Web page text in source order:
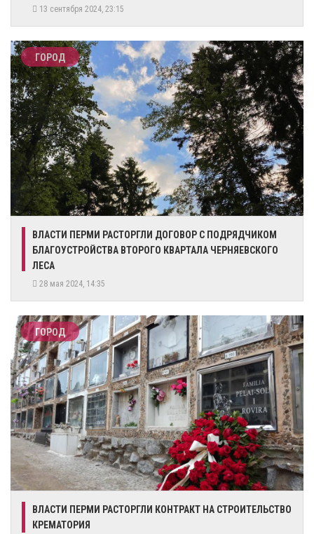
13 сентября 2024, 23:15
ГОРОД
ВЛАСТИ ПЕРМИ РАСТОРГЛИ ДОГОВОР С ПОДРЯДЧИКОМ
БЛАГОУСТРОЙСТВА ВТОРОГО КВАРТАЛА ЧЕРНЯЕВСКОГО
ЛЕСА
28 мая 2024, 14:35
ГОРОД
ВЛАСТИ ПЕРМИ РАСТОРГЛИ КОНТРАКТ НА СТРОИТЕЛЬСТВО
КРЕМАТОРИЯ